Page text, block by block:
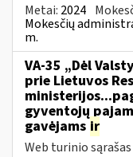
Metai: 2024
Mokesčių
m.
VA-35 „Dėl
prie Lietuvos
gyventojų
gavėjams ir
Web turinio sąrašas